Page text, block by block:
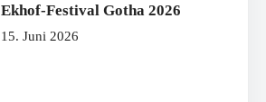
Ekhof-Festival Gotha 2026
15. Juni 2026